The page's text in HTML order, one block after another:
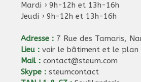
Mardi › 9h-12h et 13h-16h
Jeudi › 9h-12h et 13h-16h
Adresse : 7 Rue des Tamaris,
Lieu : voir le bâtiment et le plan
Mail : contact@steum.com
Skype : steumcontact